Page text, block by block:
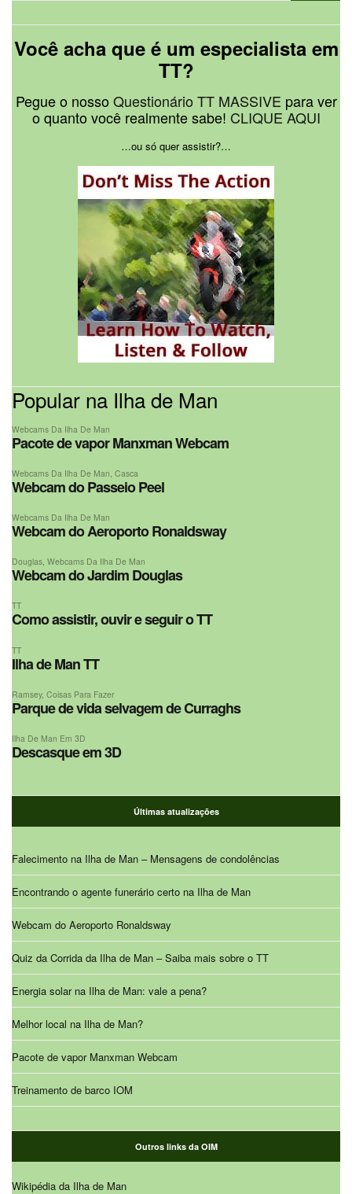
Você acha que é um especialista em
TT?
Pegue o nossoQuestionário TT MASSIVE para ver
o quanto você realmente sabe! CLIQUE AQUI
…ou só quer assistir?…
Popular na Ilha de Man
Webcams Da Ilha De Man
Pacote de vapor Manxman Webcam
Webcams Da Ilha De Man Casca
Webcam do Passeio Peel
Webcams Da Ilha De Man
Webcam do Aeroporto Ronaldsway
Douglas, Webcams Da Ilha De Man
Webcam do Jardim Douglas
TT
Como assistir, ouvir e seguir o TT
TT
Ilha de Man TT
Ramsey, Coisas Para Fazer
Parque de vida selvagem de Curraghs
Ilha De Man Em 3D
Descasque em 3D
Últimas atualizações
Falecimento na Ilha de Man – Mensagens de condolências
Encontrando o agente funerário certo na Ilha de Man
Webcam do Aeroporto Ronaldsway
Quiz da Corrida da Ilha de Man – Saiba mais sobre o TT
Energia solar na Ilha de Man: vale a pena?
Melhor local na Ilha de Man?
Pacote de vapor Manxman Webcam
Treinamento de barco IOM
Outros links da OIM
Wikipédia da Ilha de Man